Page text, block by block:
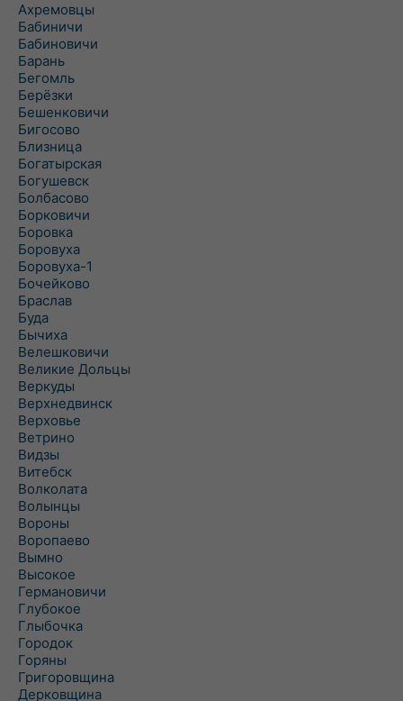
Ахремовцы
Бабиничи
Бабиновичи
Барань
Бегомль
Берёзки
Бешенковичи
Бигосово
Близница
Богатырская
Богушевск
Болбасово
Борковичи
Боровка
Боровуха
Боровуха-1
Бочейково
Браслав
Буда
Бычиха
Велешковичи
Великие Дольцы
Веркуды
Верхнедвинск
Верховье
Ветрино
Видзы
Витебск
Волколата
Волынцы
Вороны
Воропаево
Вымно
Высокое
Германовичи
Глубокое
Глыбочка
Городок
Горяны
Григоровщина
Дерковщина